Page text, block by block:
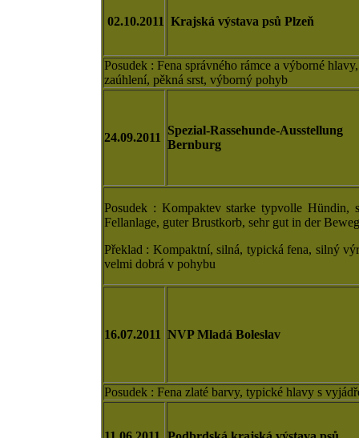
02.10.2011 Krajská výstava psů Plzeň
Posudek : Fena správného rámce a výborné
zaúhlení, pěkná srst, výborný pohyb
24.09.2011
Spezial-Rassehunde-Ausstellung
Bernburg
Posudek : Kompaktev starke typvolle
Fellanlage, guter Brustkorb, sehr gut in der
Překlad : Kompaktní, silná, typická fena, silný
velmi dobrá v pohybu
16.07.2011 NVP Mladá Boleslav
Posudek : Fena zlaté barvy, typické hlavy s